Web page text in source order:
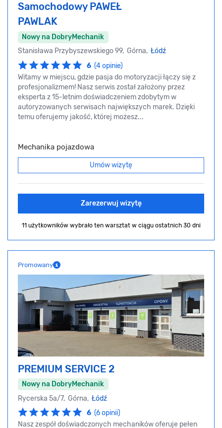
Samochodowy PAWEŁ
PAWLAK
Nowy na DobryMechanik
Stanisława Przybyszewskiego 99, Górna, Łódź
6 (4 opinie)
Witamy w miejscu, gdzie pasja do motoryzacji łączy się z
profesjonalizmem! Nasz serwis został założony przez
eksperta z 15-letnim doświadczeniem zdobytym w
autoryzowanych serwisach największych marek. Dzięki
temu oferujemy jakość, której możesz...
Mechanika pojazdowa
Umów wizytę
Zarezerwuj wizytę
11 użytkowników wybrało ten warsztat w ciągu ostatnich 30 dni
Promowany
PREMIUM SERVICE 2
Nowy na DobryMechanik
Rycerska 5a/7, Górna, Łódź
6 (6 opinii)
Nasz zespół doświadczonych mechaników oferuje pełen